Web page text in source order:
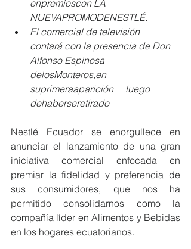
enpremioscon LA
NUEVAPROMODENESTLÉ.
El comercial de televisión
contará con la presencia de Don
Alfonso Espinosa
delosMonteros,en
suprimeraaparición 	luego
dehaberseretirado
Nestlé Ecuador se enorgullece en
anunciar el lanzamiento de una gran
iniciativa comercial enfocada en
premiar la fidelidad y preferencia de
sus consumidores, que nos ha
permitido consolidarnos como la
compañía líder en Alimentos y Bebidas
en los hogares ecuatorianos.